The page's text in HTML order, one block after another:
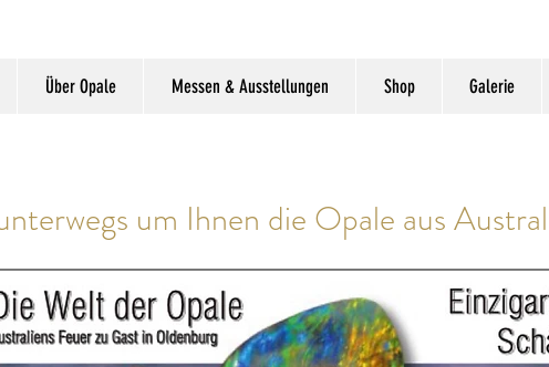
Über Opale Messen & Ausstellungen Shop Galerie
um Ihnen die Opale aus